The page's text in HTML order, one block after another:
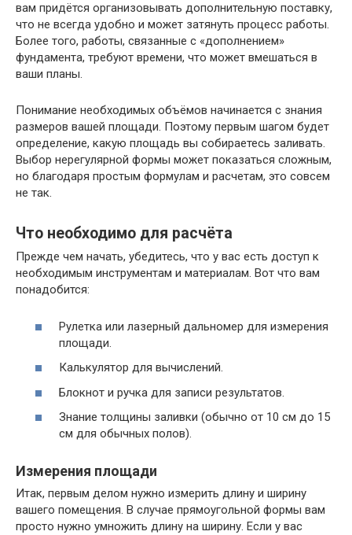
вам придётся организовывать дополнительную поставку,
что не всегда удобно и может затянуть процесс работы.
Более того, работы, связанные с «дополнением»
фундамента, требуют времени, что может вмешаться в
ваши планы.
Понимание необходимых объёмов начинается с знания
размеров вашей площади. Поэтому первым шагом будет
определение, какую площадь вы собираетесь заливать.
Выбор нерегулярной формы может показаться сложным,
но благодаря простым формулам и расчетам, это совсем
не так.
Что необходимо для расчёта
Прежде чем начать, убедитесь, что у вас есть доступ к
необходимым инструментам и материалам. Вот что вам
понадобится:
Рулетка или лазерный дальномер для измерения
площади.
Калькулятор для вычислений.
Блокнот и ручка для записи результатов.
Знание толщины заливки (обычно от 10 см до 15
см для обычных полов).
Измерения площади
Итак, первым делом нужно измерить длину и ширину
вашего помещения. В случае прямоугольной формы вам
просто нужно умножить длину на ширину. Если у вас